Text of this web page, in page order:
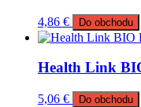
4,86 € Do obchodu
Health Link
5,06 € Do obchodu